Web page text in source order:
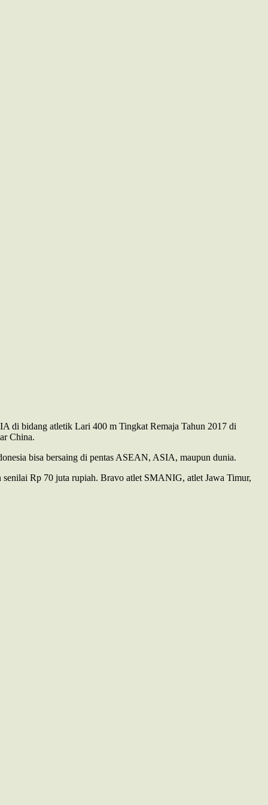
di bidang atletik Lari 400 m Tingkat Remaja Tahun 2017 di
China.
bisa bersaing di pentas ASEAN, ASIA, maupun dunia.
senilai Rp 70 juta rupiah. Bravo atlet SMANIG, atlet Jawa Timur,